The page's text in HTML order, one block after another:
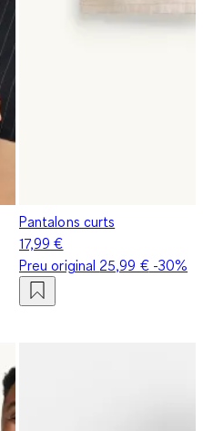
Pantalons curts
17,99 €
Preu original 25,99 €-30%